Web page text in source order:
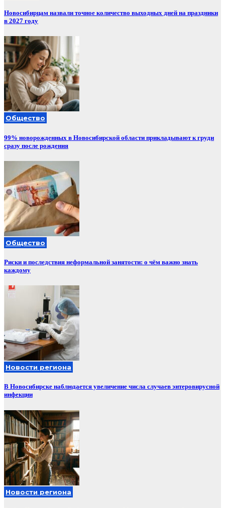
Новосибирцам назвали точное количество выходных дней на праздники
в 2027 году
Общество
99% новорожденных в Новосибирской области прикладывают к груди
сразу после рождения
Общество
Риски и последствия неформальной занятости: о чём важно знать
каждому
Новости региона
В Новосибирске наблюдается увеличение числа случаев энтеровирусной
инфекции
Новости региона